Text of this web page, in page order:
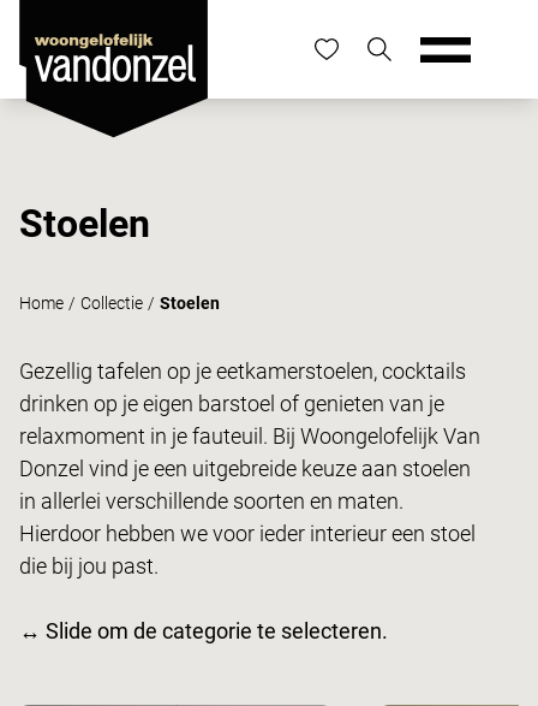
Stoelen
Home / Collectie / Stoelen
Gezellig tafelen op je eetkamerstoelen, cocktails
drinken op je eigen barstoel of genieten van je
relaxmoment in je fauteuil. Bij Woongelofelijk Van
Donzel vind je een uitgebreide keuze aan stoelen
in allerlei verschillende soorten en maten.
Hierdoor hebben we voor ieder interieur een stoel
die bij jou past.
↔ Slide om de categorie te selecteren.